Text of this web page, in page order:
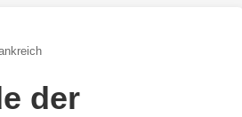
der